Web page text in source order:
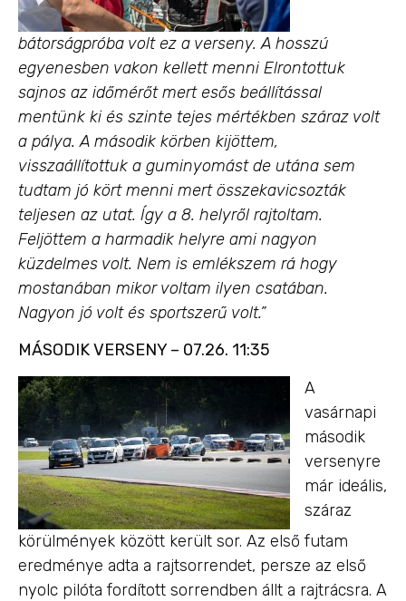
bátorságpróba volt ez a verseny. A hosszú
egyenesben vakon kellett menni Elrontottuk
sajnos az időmérőt mert esős beállítással
mentünk ki és szinte tejes mértékben száraz volt
a pálya. A második körben kijöttem,
visszaállítottuk a guminyomást de utána sem
tudtam jó kört menni mert összekavicsozták
teljesen az utat. Így a 8. helyről rajtoltam.
Feljöttem a harmadik helyre ami nagyon
küzdelmes volt. Nem is emlékszem rá hogy
mostanában mikor voltam ilyen csatában.
Nagyon jó volt és sportszerű volt.”
MÁSODIK VERSENY – 07.26. 11:35
A
vasárnapi
második
versenyre
már ideális,
száraz
körülmények között került sor. Az első futam
eredménye adta a rajtsorrendet, persze az első
nyolc pilóta fordított sorrendben állt a rajtrácsra. A